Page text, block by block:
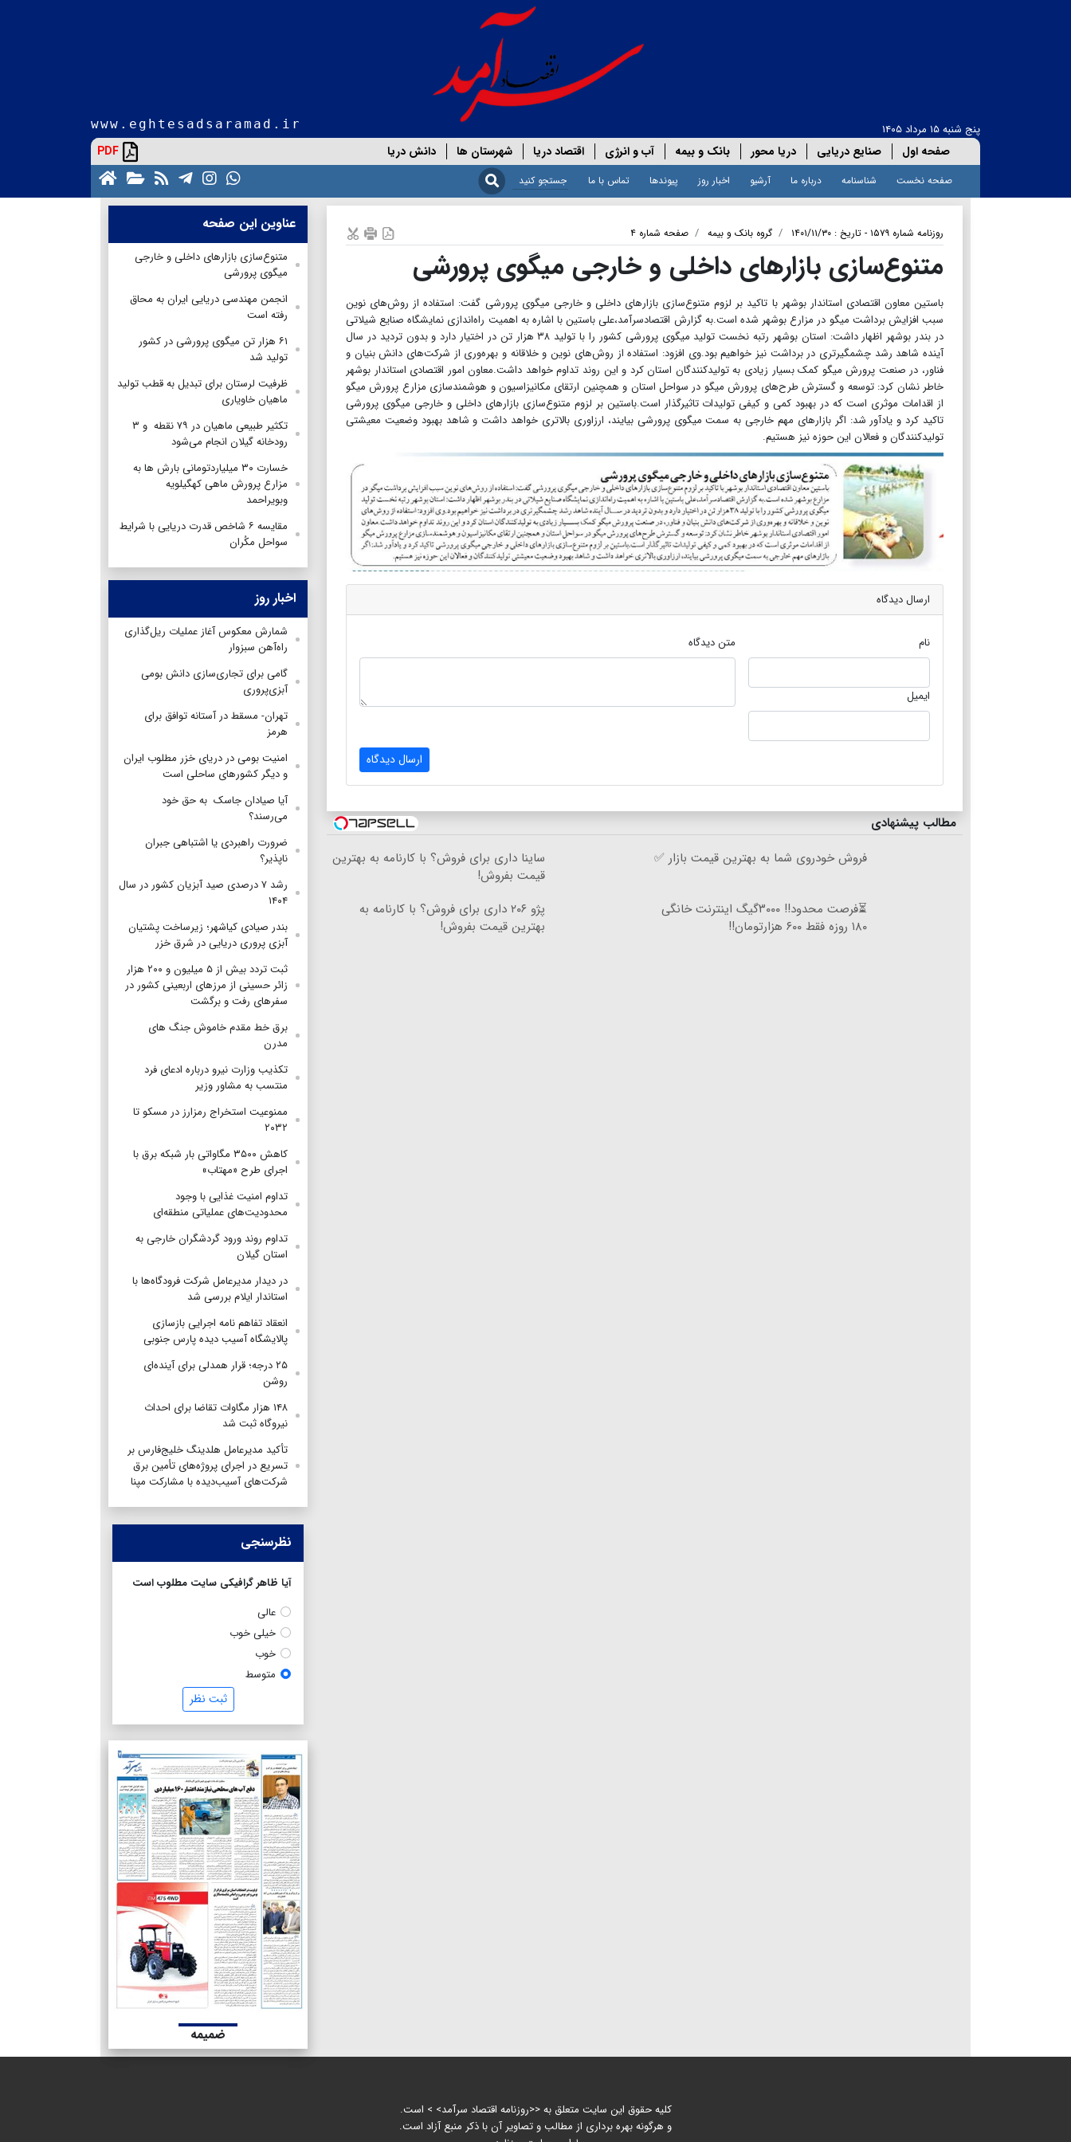
پنج شنبه ۱۵ مرداد ۱۴۰۵ www.eghtesadsaramad.ir
صفحه اول صنایع دریایی دریا محور بانک و بیمه آب و انرژی اقتصاد دریا شهرستان ها دانش دریا PDF
صفحه نخست شناسنامه درباره ما آرشیو اخبار روز پیوندها تماس با ما
روزنامه شماره ۱۵۷۹ - تاریخ : ۱۴۰۱/۱۱/۳۰ گروه بانک و بیمه صفحه شماره ۴
متنوع‌سازی بازارهای داخلی و خارجی میگوی پرورشی
باستین معاون اقتصادی استاندار بوشهر با تاکید بر لزوم متنوع‌سازی بازارهای داخلی و خارجی میگوی پرورشی گفت: استفاده از روش‌های نوین
سبب افزایش برداشت میگو در مزارع بوشهر شده است.به گزارش اقتصادسرآمد،علی باستین با اشاره به اهمیت راه‌اندازی نمایشگاه صنایع شیلاتی
در بندر بوشهر اظهار داشت: استان بوشهر رتبه نخست تولید میگوی پرورشی کشور را با تولید ۳۸ هزار تن در اختیار دارد و بدون تردید در سال
آینده شاهد رشد چشمگیرتری در برداشت نیز خواهیم بود.وی افزود: استفاده از روش‌های نوین و خلاقانه و بهره‌وری از شرکت‌های دانش بنیان و
فناور، در صنعت پرورش میگو کمک بسیار زیادی به تولیدکنندگان استان کرد و این روند تداوم خواهد داشت.معاون امور اقتصادی استاندار بوشهر
خاطر نشان کرد: توسعه و گسترش طرح‌های پرورش میگو در سواحل استان و همچنین ارتقای مکانیزاسیون و هوشمندسازی مزارع پرورش میگو
از اقدامات موثری است که در بهبود کمی و کیفی تولیدات تاثیرگذار است.باستین بر لزوم متنوع‌سازی بازارهای داخلی و خارجی میگوی پرورشی
تاکید کرد و یادآور شد: اگر بازارهای مهم خارجی به سمت میگوی پرورشی بیایند، ارزاوری بالاتری خواهد داشت و شاهد بهبود وضعیت معیشتی
تولیدکنندگان و فعالان این حوزه نیز هستیم.
ارسال دیدگاه
نام
ایمیل
متن دیدگاه
ارسال دیدگاه
مطالب پیشنهادی
فروش خودروی شما به بهترین قیمت بازار ✅
ساینا داری برای فروش؟ با کارنامه به بهترین
قیمت بفروش!
⏳فرصت محدود!! ۳۰۰۰گیگ اینترنت خانگی
۱۸۰ روزه فقط ۶۰۰ هزارتومان!!
پژو ۲۰۶ داری برای فروش؟ با کارنامه به
بهترین قیمت بفروش!
عناوین این صفحه
متنوع‌سازی بازارهای داخلی و خارجی
میگوی پرورشی
انجمن مهندسی دریایی ایران به محاق
رفته است
۶۱ هزار تن میگوی پرورشی در کشور
تولید شد
ظرفیت لرستان برای تبدیل به قطب تولید
ماهیان خاویاری
تکثیر طبیعی ماهیان در ۷۹ نقطه و ۳
رودخانه گیلان انجام می‌شود
خسارت ۳۰ میلیاردتومانی بارش ها به
مزارع پرورش ماهی کهگیلویه
وبویراحمد
مقایسه ۶ شاخص قدرت دریایی با شرایط
سواحل مکُران
اخبار روز
شمارش معکوس آغاز عملیات ریل‌گذاری
راه‌آهن سبزوار
گامی برای تجاری‌سازی دانش بومی
آبزی‌پروری
تهران- مسقط در آستانه توافق برای
هرمز
امنیت بومی در دریای خزر مطلوب ایران
و دیگر کشورهای ساحلی است
آیا صیادان جاسک به حق خود
می‌رسند؟
ضرورت راهبردی یا اشتباهی جبران
ناپذیر؟
رشد ۷ درصدی صید آبزیان کشور در سال
۱۴۰۴
بندر صیادی کیاشهر؛ زیرساخت پشتیان
آبزی پروری دریایی در شرق خزر
ثبت تردد بیش از ۵ میلیون و ۲۰۰ هزار
زائر حسینی از مرزهای اربعینی کشور در
سفرهای رفت و برگشت
برق خط مقدم خاموش جنگ های
مدرن
تکذیب وزارت نیرو درباره ادعای فرد
منتسب به مشاور وزیر
ممنوعیت استخراج رمزارز در مسکو تا
۲۰۳۲
کاهش ۳۵۰۰ مگاواتی بار شبکه برق با
اجرای طرح «مهتاب»
تداوم امنیت غذایی با وجود
محدودیت‌های عملیاتی منطقه‌ای
تداوم روند ورود گردشگران خارجی به
استان گیلان
در دیدار مدیرعامل شرکت فرودگاه‌ها با
استاندار ایلام بررسی شد
انعقاد تفاهم نامه اجرایی بازسازی
پالایشگاه آسیب دیده پارس جنوبی
۲۵ درجه؛ قرار همدلی برای آینده‌ای
روشن
۱۴۸ هزار مگاوات تقاضا برای احداث
نیروگاه ثبت شد
تأکید مدیرعامل هلدینگ خلیج‌فارس بر
تسریع در اجرای پروژه‌های تأمین برق
شرکت‌های آسیب‌دیده با مشارکت مپنا
نظرسنجی
آیا ظاهر گرافیکی سایت مطلوب است
عالی
خیلی خوب
خوب
متوسط
ثبت نظر
ضمیمه
کلیه حقوق این سایت متعلق به <<روزنامه اقتصاد سرآمد> > است.
و هرگونه بهره برداری از مطالب و تصاویر آن با ذکر منبع آزاد است.